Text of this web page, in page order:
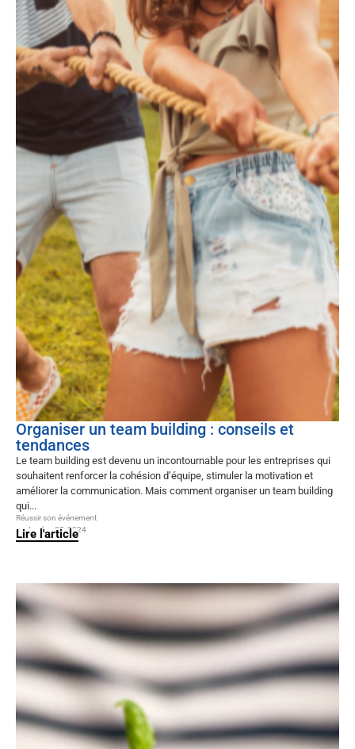
Organiser un team building : conseils et
tendances
Le team building est devenu un incontournable pour les entreprises qui
souhaitent renforcer la cohésion d’équipe, stimuler la motivation et
améliorer la communication. Mais comment organiser un team building
qui...
Réussir son événement
septembre 25, 2024
Lire l'article